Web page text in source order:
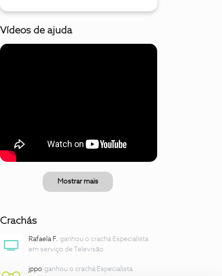
Vídeos de ajuda
Mostrar mais
Crachás
Rafaela F. ganhou o crachá Especialista
em serviço de Televisão
jppo ganhou o crachá Especialista